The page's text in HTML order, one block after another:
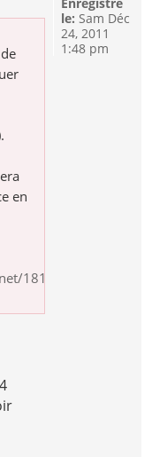
en
181-
Enregistré
le: Sam Déc
24, 2011
1:48 pm